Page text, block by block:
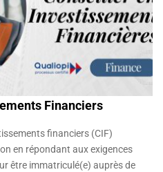
Financiers
financiers (CIF)
en répondant aux exigences
être immatriculé(e) auprès de